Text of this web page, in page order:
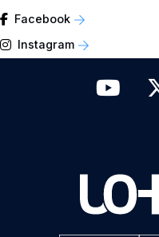
Facebook
Instagram